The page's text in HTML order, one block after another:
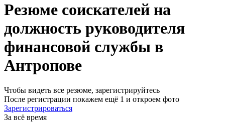
Резюме соискателей на
должность руководителя
финансовой службы в
Антропове
Чтобы видеть все резюме, зарегистрируйтесь
После регистрации покажем ещё 1 и откроем фото
Зарегистрироваться
За всё время